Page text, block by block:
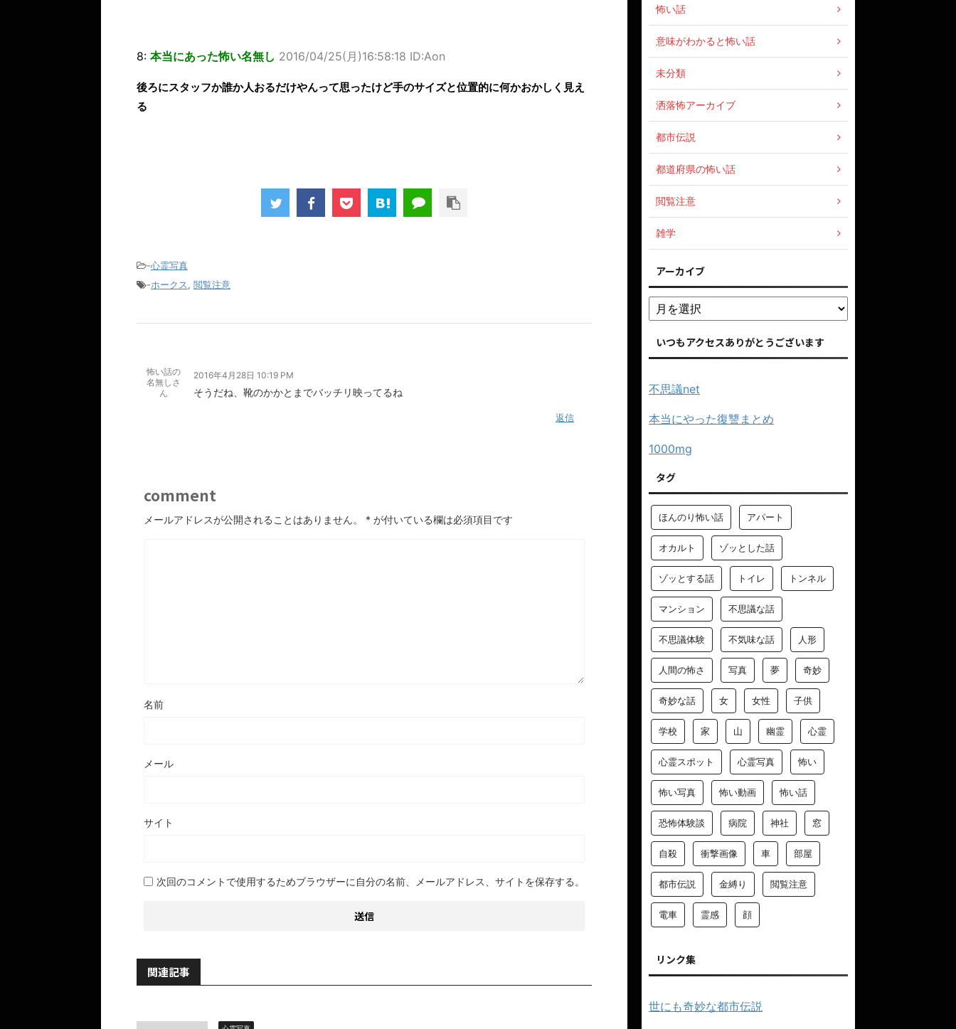
8: 本当にあった怖い名無し 2016/04/25(月)16:58:18 ID:Aon
後ろにスタッフか誰か人おるだけやんって思ったけど手のサイズと位置的に何かおかしく見え
る
-心霊写真
-ホークス, 閲覧注意
怖い話の
名無しさ
ん
2016年4月28日 10:19 PM
そうだね、靴のかかとまでバッチリ映ってるね
返信
comment
メールアドレスが公開されることはありません。 * が付いている欄は必須項目です
名前
メール
サイト
次回のコメントで使用するためブラウザーに自分の名前、メールアドレス、サイトを保存する。
関連記事
怖い話
意味がわかると怖い話
未分類
洒落怖アーカイブ
都市伝説
都道府県の怖い話
閲覧注意
雑学
アーカイブ
いつもアクセスありがとうございます
不思議net
本当にやった復讐まとめ
1000mg
タグ
ほんのり怖い話 アパート
オカルト ゾッとした話
ゾッとする話 トイレ トンネル
マンション 不思議な話
不思議体験 不気味な話 人形
人間の怖さ 写真 夢 奇妙
奇妙な話 女 女性 子供
学校 家 山 幽霊 心霊
心霊スポット 心霊写真 怖い
怖い写真 怖い動画 怖い話
恐怖体験談 病院 神社 窓
自殺 衝撃画像 車 部屋
都市伝説 金縛り 閲覧注意
電車 霊感 顔
リンク集
世にも奇妙な都市伝説